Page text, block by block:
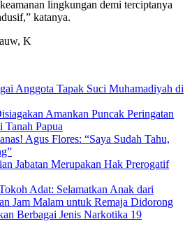
lingkungan demi terciptanya
katanya.
K
Anggota Tapak Suci Muhamadiyah di
Amankan Puncak Peringatan
Papua
Agus Flores: “Saya Sudah Tahu,
Jabatan Merupakan Hak Prerogatif
Adat: Selamatkan Anak dari
Jam Malam untuk Remaja Didorong
Berbagai Jenis Narkotika 19